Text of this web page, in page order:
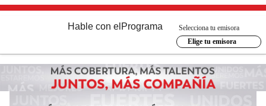
Hable con el Programa
Selecciona tu emisora
Elige tu emisora